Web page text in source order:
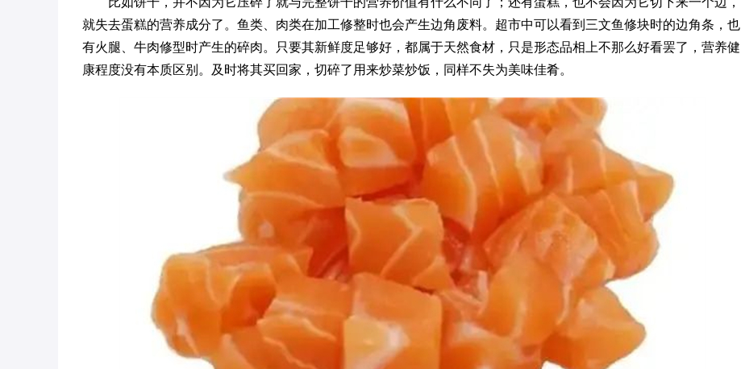
就失去蛋糕的营养成分了。鱼类、肉类在加工修整时也会产生边角废料。超市中可以看到三文鱼修块时的边角条，也
有火腿、牛肉修型时产生的碎肉。只要其新鲜度足够好，都属于天然食材，只是形态品相上不那么好看罢了，营养健
康程度没有本质区别。及时将其买回家，切碎了用来炒菜炒饭，同样不失为美味佳肴。